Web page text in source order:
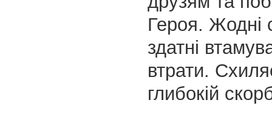
Героя. Жодні
здатні
втрати.
глибокій